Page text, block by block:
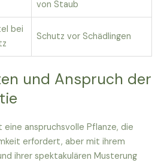
von Staub
bei
Schutz vor Schädlingen
und Anspruch der
anspruchsvolle Pflanze, die
erfordert, aber mit ihrem
ihrer spektakulären Musterung